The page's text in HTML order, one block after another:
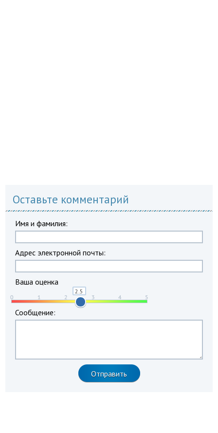
Оставьте комментарий
Имя и фамилия:
Адрес электронной почты:
Ваша оценка
Сообщение: